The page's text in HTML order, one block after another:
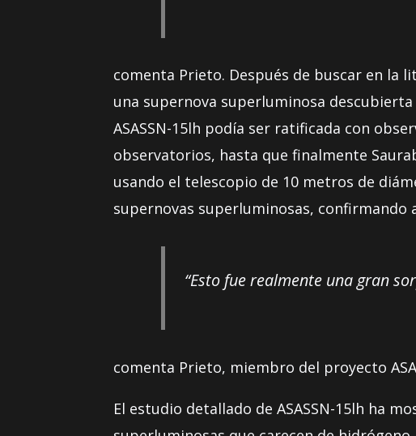
comenta Prieto. Después de buscar en la
una supernova superluminosa
ASASSN-15lh podía ser ratificada con
observatorios, hasta que finalmente
usando el telescopio de 10 metros de
supernovas superluminosas,
“Esto fue realmente una gran
comenta Prieto, miembro del proyecto
El estudio detallado de ASASSN-15lh ha